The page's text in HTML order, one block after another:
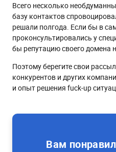
Всего несколько
базу контактов
решали полгода. Если бы в
проконсультировались у
бы репутацию своего домена
Поэтому берегите свои
конкурентов и других
и опыт решения fuck-up
Вам